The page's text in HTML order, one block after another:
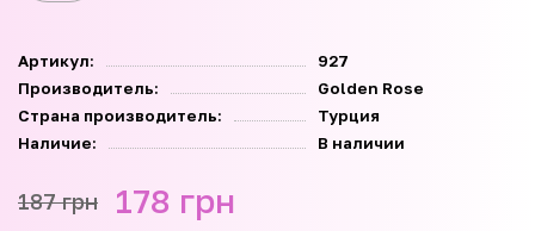
Артикул:
927
Производитель:
Golden Rose
Страна производитель:
Турция
Наличие:
В наличии
187 грн 178 грн